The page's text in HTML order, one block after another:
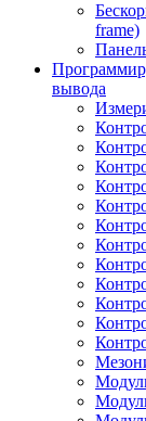
frame)
вывода